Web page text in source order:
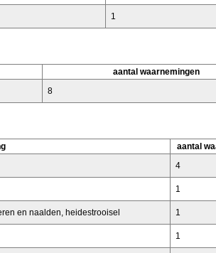
1
aantal waarnemingen
8
aantal
4
1
en naalden, heidestrooisel 1
1